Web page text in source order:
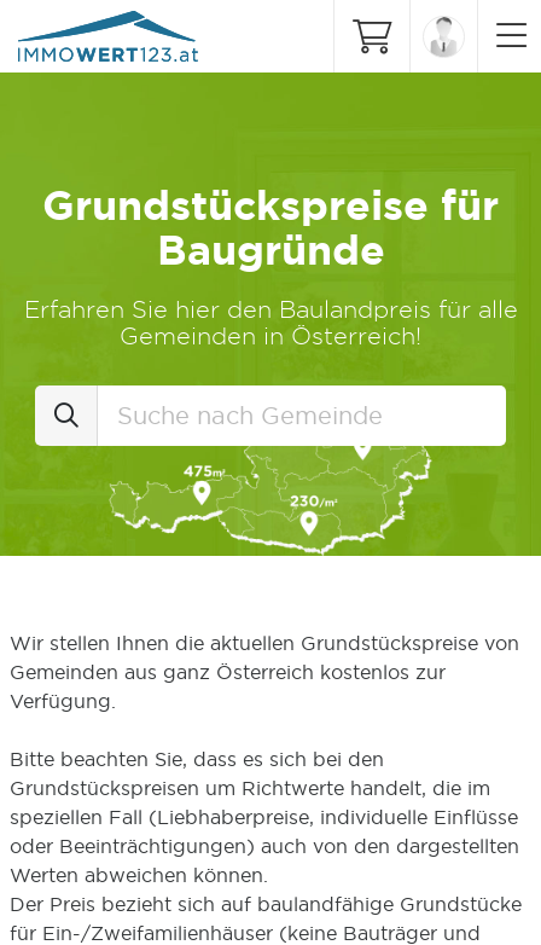
Grundstückspreise für
Baugründe
Erfahren Sie hier den Baulandpreis für alle
Gemeinden in Österreich!
Wir stellen Ihnen die aktuellen Grundstückspreise von
Gemeinden aus ganz Österreich kostenlos zur
Verfügung.
Bitte beachten Sie, dass es sich bei den
Grundstückspreisen um Richtwerte handelt, die im
speziellen Fall (Liebhaberpreise, individuelle Einflüsse
oder Beeinträchtigungen) auch von den dargestellten
Werten abweichen können.
Der Preis bezieht sich auf baulandfähige Grundstücke
für Ein-/Zweifamilienhäuser (keine Bauträger und